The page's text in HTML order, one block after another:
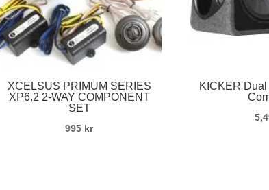
XCELSUS PRIMUM SERIES
XP6.2 2-WAY COMPONENT
SET
995 kr
KICKER